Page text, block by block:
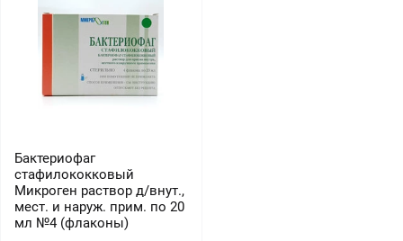
Бактериофаг
стафилококковый
Микроген раствор д/внут.,
мест. и наруж. прим. по 20
мл №4 (флаконы)